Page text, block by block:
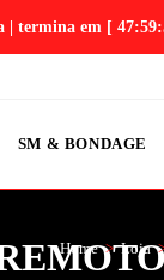
| termina em [
SM & BONDAGE
Home > Loja